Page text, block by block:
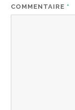
COMMENTAIRE *